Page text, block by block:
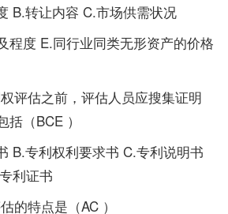
转让内容 C.市场供需状况
度 E.同行业同类无形资产的价格
估之前，评估人员应搜集证明
（BCE ）
专利权利要求书 C.专利说明书
利证书
特点是（AC ）